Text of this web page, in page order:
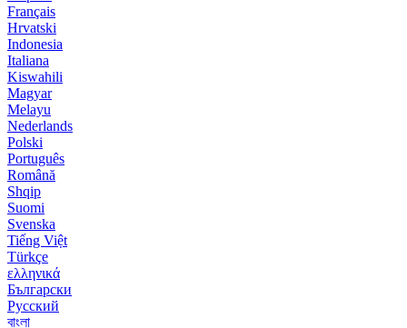
Français
Hrvatski
Indonesia
Italiana
Kiswahili
Magyar
Melayu
Nederlands
Polski
Português
Română
Shqip
Suomi
Svenska
Tiếng Việt
Türkçe
ελληνικά
Български
Русский
বাংলা